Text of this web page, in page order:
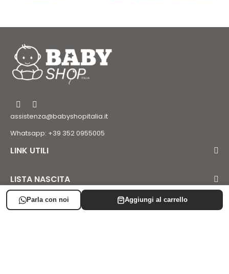
assistenza@babyshopitalia.it
Whatsapp: +39 352 0955005
LINK UTILI
LISTA NASCITA
SUPPORTO